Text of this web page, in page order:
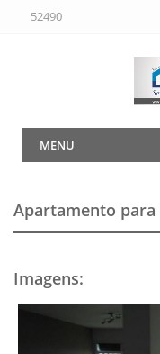
52490
MENU
Apartamento para
Imagens: